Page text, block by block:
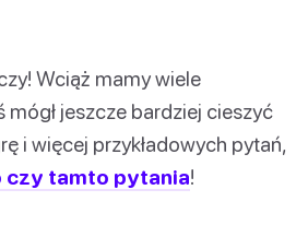
Wciąż mamy wiele
jeszcze bardziej cieszyć
i więcej przykładowych pytań,
czy tamto pytania!